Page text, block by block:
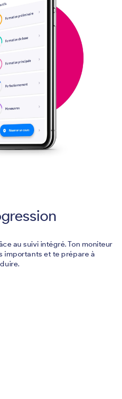
au suivi intégré. Ton moniteur
importants et te prépare à